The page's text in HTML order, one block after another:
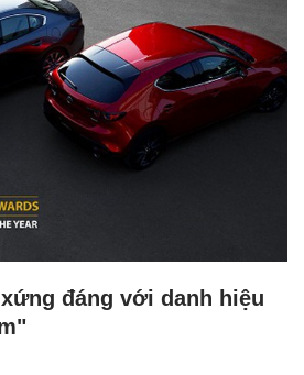
đáng với danh hiệu